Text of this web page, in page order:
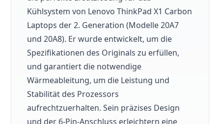
Kühlsystem von Lenovo ThinkPad X1 Carbon
Laptops der 2. Generation (Modelle 20A7
und 20A8). Er wurde entwickelt, um die
Spezifikationen des Originals zu erfüllen,
und garantiert die notwendige
Wärmeableitung, um die Leistung und
Stabilität des Prozessors
aufrechtzuerhalten. Sein präzises Design
und der 6-Pin-Anschluss erleichtern eine